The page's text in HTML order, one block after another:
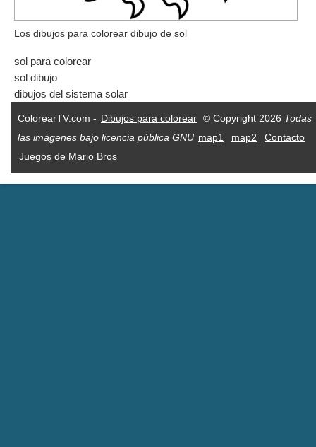
Los dibujos para colorear dibujo de sol
sol para colorear
sol dibujo
dibujos del sistema solar
ColorearTV.com - Dibujos para colorear © Copyright 2026 Todas
las imágenes bajo licencia pública GNU map1 map2
Contacto
Juegos de Mario Bros